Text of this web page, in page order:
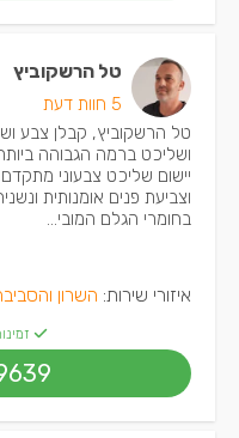
טל הרשקוביץ
5 חוות דעת
טל הרשקוביץ, קבלן צבע
ושליכט ברמה הגבוהה
יישום שליכט צבעוני
וצביעת פנים אומנותית
בחומרי הגלם המובי...
איזורי שירות: השרון